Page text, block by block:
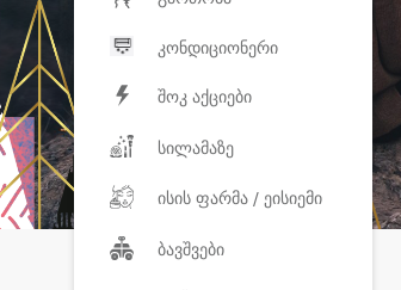
კონდიციონერი
შოკ აქციები
სილამაზე
ისის ფარმა / ეისიემი
ბავშვები